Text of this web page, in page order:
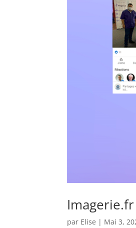
Imagerie.fr
par Elise | Mai 3,